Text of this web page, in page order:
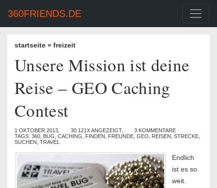
360FRIENDS.DE
startseite » freizeit
Unsere Mission ist deine
Reise – GEO Caching
Contest
1 OKTOBER 2013, 30.121X ANGEZEIGT,
3 KOMMENTARE
TAGS: 360 BUG CACHING FINDEN FREUNDE GEO REISEN STRECKE
SUCHEN TRAVEL
Endlich
ist es so
weit.